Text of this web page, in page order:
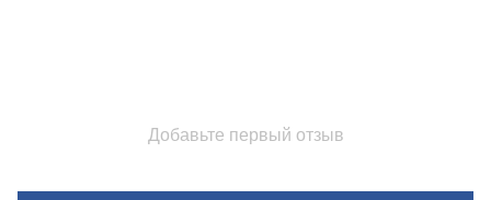
Добавьте первый отзыв